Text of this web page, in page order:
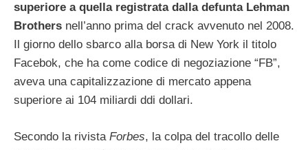
superiore a quella registrata dalla defunta Lehman
Brothers nell’anno prima del crack avvenuto nel 2008.
Il giorno dello sbarco alla borsa di New York il titolo
Facebok, che ha come codice di negoziazione “FB”,
aveva una capitalizzazione di mercato appena
superiore ai 104 miliardi ddi dollari.
Secondo la rivista Forbes, la colpa del tracollo delle